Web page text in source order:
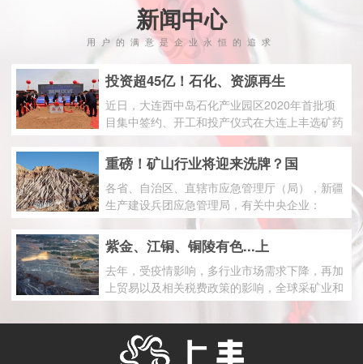
新闻中心
用户的满意是企业永恒的追求
投资超45亿！石化、资源再生
近日，大连西中岛石化产业园区2020年首批项
目集中签约、开工和投产仪式在大连上丰选矿药
剂项目现场隆重举行。
重磅！矿山行业将迎来洗牌？国
各省、自治区、直辖市应急管理厅（局），新疆
生产建设兵团应急管理局，有关中央企业：
《关于加强金属非金属地下矿山外包工程安全管
理的若干规定》已经国家矿山安全监察局局务会
议审议通过，现予印发。
紫金、江铜、铜陵有色...上
去年，受疫情影响，多行业市场需求下降，再加
上贸易以及相关税费政策的影响，全球采矿业和
金属行业并购在2020年上半年出现大幅下降。